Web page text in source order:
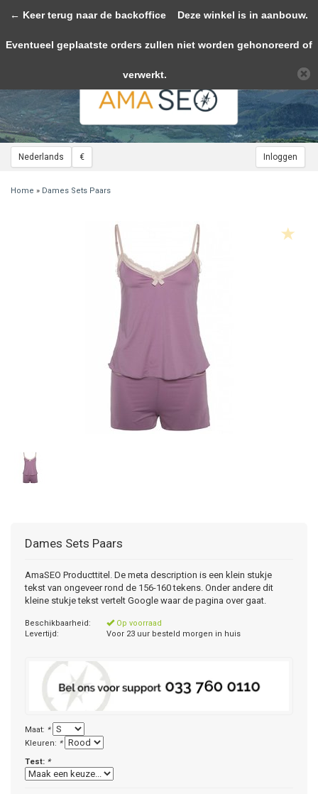
Nederlands € Inloggen
Toggle
Home » Dames Sets Paars
Dames Sets Paars
AmaSEO Producttitel. De meta description is een klein stukje
tekst van ongeveer rond de 156-160 tekens. Onder andere dit
kleine stukje tekst vertelt Google waar de pagina over gaat.
Beschikbaarheid:
Op voorraad
Levertijd:
Voor 23 uur besteld morgen in huis
Maat: *
Kleuren: *
Test: *
Wij slaan cookies op om onze website te verbeteren. Is dat akkoord?
Ja
← Keer terug naar de backoffice Deze winkel is in aanbouw.
Eventueel geplaatste orders zullen niet worden gehonoreerd of
verwerkt.